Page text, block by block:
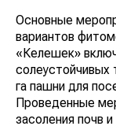
Основные
вариантов
«Келешек»
солеустойчивых
га пашни для
Проведенные
засоления почв